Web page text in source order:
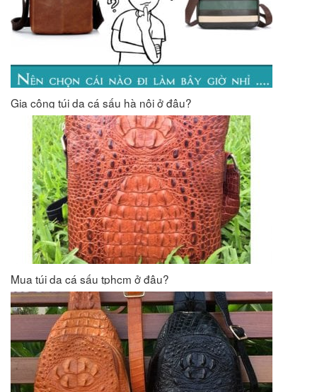
Gia công túi da cá sấu hà nội ở đâu?
Mua túi da cá sấu tphcm ở đâu?